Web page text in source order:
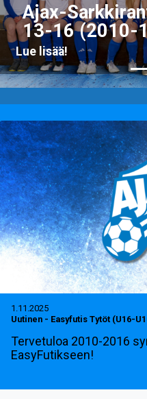
Ajax-
12 (2014-
Lue lisää!
1.11.2025
Uutinen - Easyfutis Tytöt (U16-
Tervetuloa 2010-2016
EasyFutikseen!